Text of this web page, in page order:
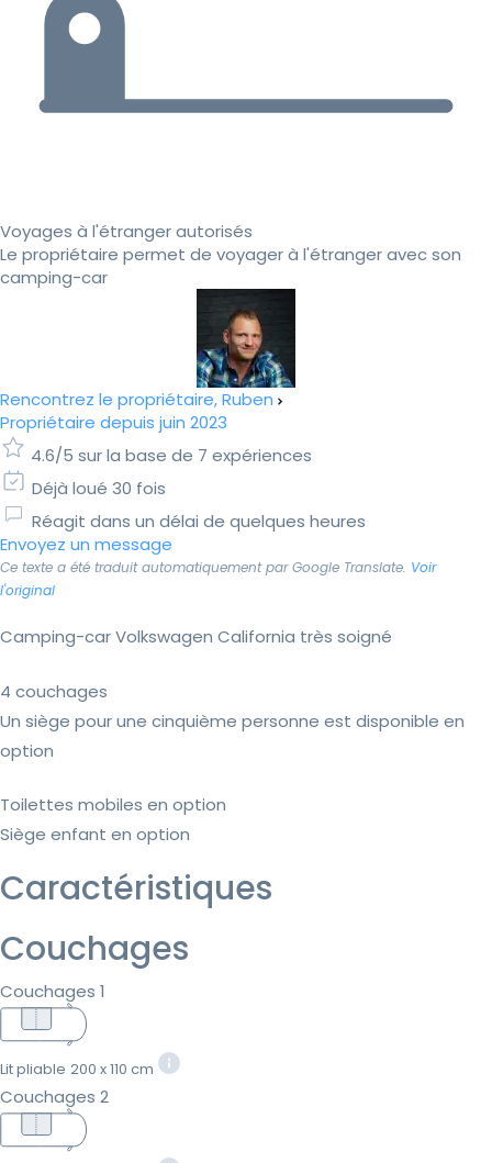
Voyages à l'étranger autorisés
Le propriétaire permet de voyager à l'étranger avec son
camping-car
Rencontrez le propriétaire, Ruben
Propriétaire depuis juin 2023
4.6/5 sur la base de 7 expériences
Déjà loué 30 fois
Réagit dans un délai de quelques heures
Envoyez un message
Ce texte a été traduit automatiquement par Google Translate. Voir
l'original
Camping-car Volkswagen California très soigné
4 couchages
Un siège pour une cinquième personne est disponible en
option
Toilettes mobiles en option
Siège enfant en option
Caractéristiques
Couchages
Couchages 1
Lit pliable 200 x 110 cm
Couchages 2